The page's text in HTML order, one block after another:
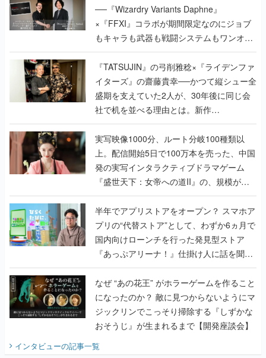
で作り込まれた理由を両ディレクターに聞
く
『TATSUJIN』の弓削雅稔×『ライデンファ
イターズ』の齋藤貴幸──かつて縦シュー全
盛期を支えていた2人が、30年後に同じ会
社で机を並べる理由とは。新作
『TATSUJIN EXTREME』で初タッグを組
んだレジェンド2人に訊く開発秘話
実写映像1000分、ルート分岐100種類以
上。配信開始5日で100万本を売った、中国
発の実写インタラクティブドラマゲーム
『盛世天下：女帝への道II』の、規模が違
うこだわりをプロデューサーに聞いた
半年でアプリストアをオープン？ スマホア
プリの“代替ストア”として、わずか6ヵ月で
国内向けローンチを行った発見型ストア
『あっぷアリーナ！』仕掛け人に話を聞い
てみた
なぜ “あの花王” がホラーゲームを作ること
になったのか？ 敵に見つからないようにマ
ジックリンでこっそり掃除する『しずかな
おそうじ』が生まれるまで【開発座談会】
インタビューの記事一覧
『アビス』は、ひとつの奇跡だった──膨大